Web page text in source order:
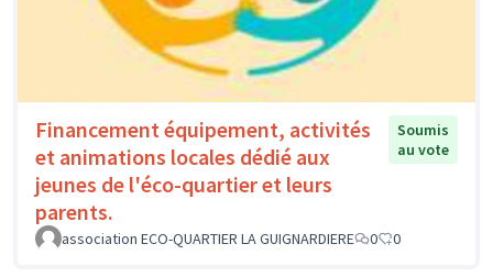
Financement équipement, activités
et animations locales dédié aux
jeunes de l'éco-quartier et leurs
parents.
Soumis
au vote
association ECO-QUARTIER LA GUIGNARDIERE 0 0